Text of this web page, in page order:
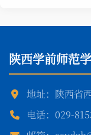
陕西学前师范
地址：陕西省
电话：029-